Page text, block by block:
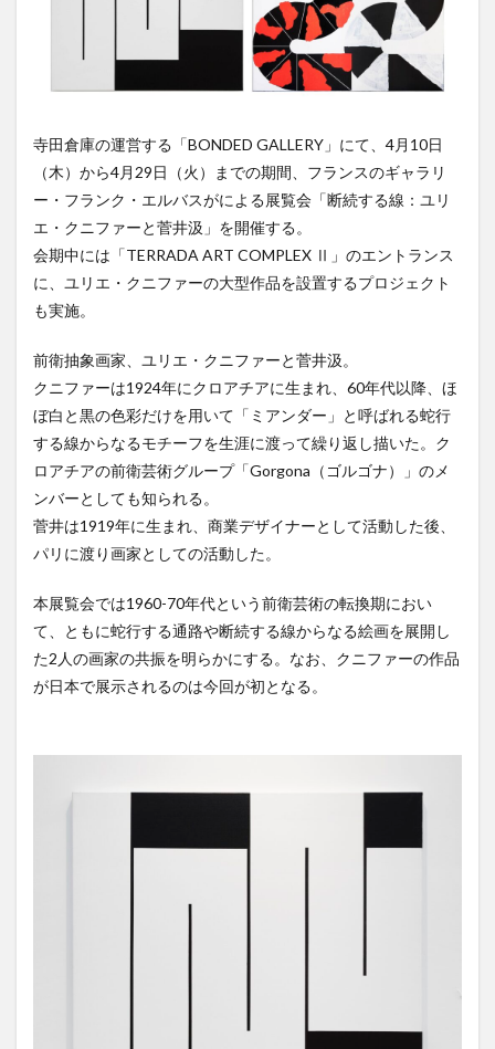
寺田倉庫の運営する「BONDED GALLERY」にて、4月10日
（木）から4月29日（火）までの期間、フランスのギャラリ
ー・フランク・エルバスがによる展覧会「断続する線：ユリ
エ・クニファーと菅井汲」を開催する。
会期中には「TERRADA ART COMPLEX Ⅱ」のエントランス
に、ユリエ・クニファーの大型作品を設置するプロジェクト
も実施。
前衛抽象画家、ユリエ・クニファーと菅井汲。
クニファーは1924年にクロアチアに生まれ、60年代以降、ほ
ぼ白と黒の色彩だけを用いて「ミアンダー」と呼ばれる蛇行
する線からなるモチーフを生涯に渡って繰り返し描いた。ク
ロアチアの前衛芸術グループ「Gorgona（ゴルゴナ）」のメ
ンバーとしても知られる。
菅井は1919年に生まれ、商業デザイナーとして活動した後、
パリに渡り画家としての活動した。
本展覧会では1960-70年代という前衛芸術の転換期におい
て、ともに蛇行する通路や断続する線からなる絵画を展開し
た2人の画家の共振を明らかにする。なお、クニファーの作品
が日本で展示されるのは今回が初となる。